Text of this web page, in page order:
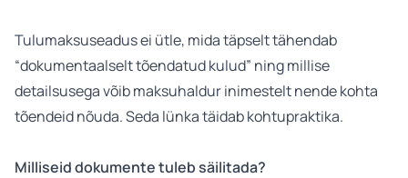
Tulumaksuseadus ei ütle, mida täpselt tähendab
“dokumentaalselt tõendatud kulud” ning millise
detailsusega võib maksuhaldur inimestelt nende kohta
tõendeid nõuda. Seda lünka täidab kohtupraktika.
Milliseid dokumente tuleb säilitada?